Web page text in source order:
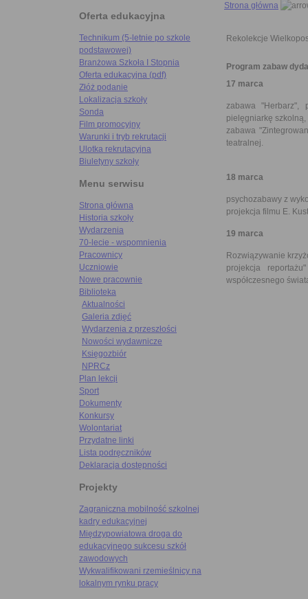
Oferta edukacyjna
Technikum (5-letnie po szkole
podstawowej)
Branżowa Szkoła I Stopnia
Oferta edukacyjna (pdf)
Złóż podanie
Lokalizacja szkoły
Sonda
Film promocyjny
Warunki i tryb rekrutacji
Ulotka rekrutacyjna
Biuletyny szkoły
Menu serwisu
Strona główna
Historia szkoły
Wydarzenia
70-lecie - wspomnienia
Pracownicy
Uczniowie
Nowe pracownie
Biblioteka
Aktualności
Galeria zdjęć
Wydarzenia z przeszłości
Nowości wydawnicze
Księgozbiór
NPRCz
Plan lekcji
Sport
Dokumenty
Konkursy
Wolontariat
Przydatne linki
Lista podręczników
Deklaracja dostępności
Projekty
Zagraniczna mobilność szkolnej
kadry edukacyjnej
Międzypowiatowa droga do
edukacyjnego sukcesu szkół
zawodowych
Wykwalifikowani rzemieślnicy na
lokalnym rynku pracy
Strona główna
Rekolekcje
Program zabaw
17 marca
zabawa "Herbarz",
pielęgniarkę szkolną,
zabawa
teatralnej.
18 marca
psychozabawy z
projekcja filmu E.
19 marca
Rozwiązywanie
projekcja
współczesnego